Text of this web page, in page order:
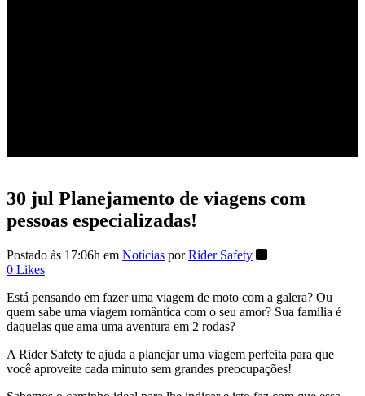
30 jul Planejamento de viagens com
pessoas especializadas!
Postado às 17:06h em Notícias porRider Safety
0 Likes
Está pensando em fazer uma viagem de moto com a galera? Ou
quem sabe uma viagem romântica com o seu amor? Sua família é
daquelas que ama uma aventura em 2 rodas?
A Rider Safety te ajuda a planejar uma viagem perfeita para que
você aproveite cada minuto sem grandes preocupações!